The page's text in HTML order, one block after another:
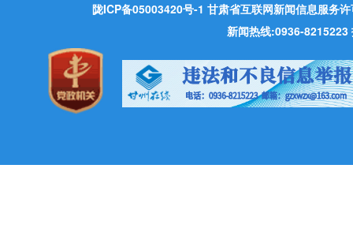
陇ICP备05003420号-1 甘肃省互联网新闻信息服务
新闻热线:0936-8215223